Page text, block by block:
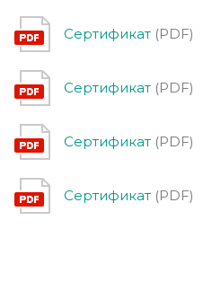
Сертификат (PDF)
Сертификат (PDF)
Сертификат (PDF)
Сертификат (PDF)